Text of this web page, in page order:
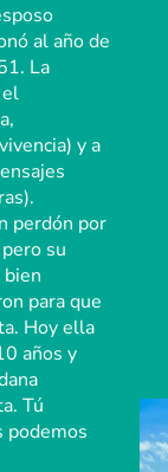
al año de
La
y a
perdón por
su
para que
Hoy ella
años y
Tú
podemos